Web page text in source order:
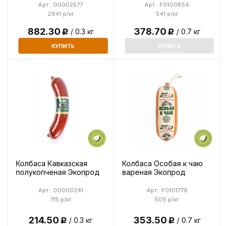
2941 р/кг
Арт.: 00002577
882.30Р / 0.3 кг
КУПИТЬ
541 р/кг
Арт.: F0100854
378.70Р / 0.7 кг
КУПИТЬ
Колбаса Кавказская
полукопченая Экопрод
715 р/кг
Арт.: 00000241
214.50Р / 0.3 кг
Колбаса Особая к чаю
вареная Экопрод
505 р/кг
Арт.: F0101779
353.50Р / 0.7 кг